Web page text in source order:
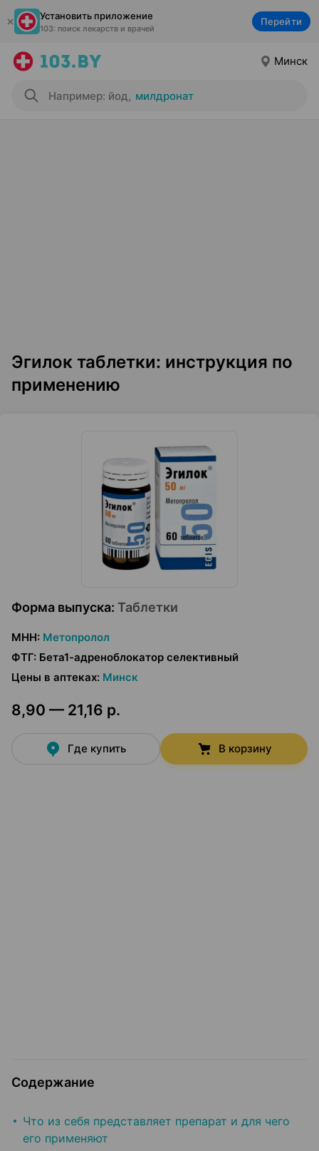
Установить приложение
103: поиск лекарств и врачей
Перейти
Минск
Например: йод, милдронат
Эгилок таблетки: инструкция по
применению
Форма выпуска: Таблетки
МНН: Метопролол
ФТГ: Бета1-адреноблокатор селективный
Цены в аптеках: Минск
8,90 — 21,16 р.
Где купить В корзину
Содержание
Что из себя представляет препарат и для чего
его применяют